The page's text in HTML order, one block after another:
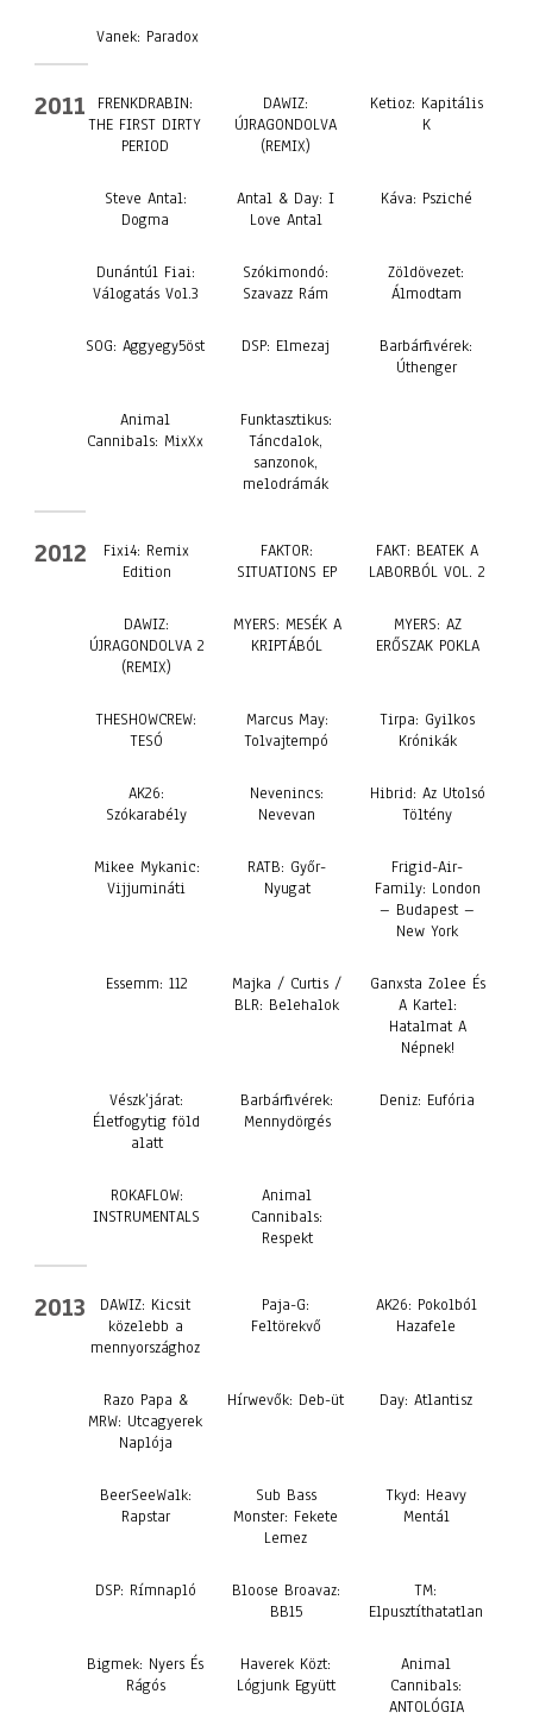
Vanek: Paradox
2011
FRENKDRABIN:
THE FIRST DIRTY
PERIOD
DAWIZ:
ÚJRAGONDOLVA
(REMIX)
Ketioz: Kapitális
K
Steve Antal:
Dogma
Antal & Day: I
Love Antal
Káva: Psziché
Dunántúl Fiai:
Válogatás Vol.3
Szókimondó:
Szavazz Rám
Zöldövezet:
Álmodtam
SOG: Aggyegy5öst DSP: Elmezaj
Barbárfivérek:
Úthenger
Animal
Cannibals: MixXx
Funktasztikus:
Táncdalok,
sanzonok,
melodrámák
2012
Fixi4: Remix
Edition
FAKTOR:
SITUATIONS EP
FAKT: BEATEK A
LABORBÓL VOL. 2
DAWIZ:
ÚJRAGONDOLVA 2
(REMIX)
MYERS: MESÉK A
KRIPTÁBÓL
MYERS: AZ
ERŐSZAK POKLA
THESHOWCREW:
TESÓ
Marcus May:
Tolvajtempó
Tirpa: Gyilkos
Krónikák
AK26:
Szókarabély
Nevenincs:
Nevevan
Hibrid: Az Utolsó
Töltény
Mikee Mykanic:
Vijjumináti
RATB: Győr-
Nyugat
Frigid-Air-
Family: London
– Budapest –
New York
Essemm: 112
Majka / Curtis /
BLR: Belehalok
Ganxsta Zolee És
A Kartel:
Hatalmat A
Népnek!
Vészk’járat:
Életfogytig föld
alatt
Barbárfivérek:
Mennydörgés
Deniz: Eufória
ROKAFLOW:
INSTRUMENTALS
Animal
Cannibals:
Respekt
2013
DAWIZ: Kicsit
közelebb a
mennyországhoz
Paja-G:
Feltörekvő
AK26: Pokolból
Hazafele
Razo Papa &
MRW: Utcagyerek
Naplója
Hírwevők: Deb​-​üt Day: Atlantisz
BeerSeeWalk:
Rapstar
Sub Bass
Monster: Fekete
Lemez
Tkyd: Heavy
Mentál
DSP: Rímnapló
Bloose Broavaz:
BB15
TM:
Elpusztíthatatlan
Bigmek: Nyers És
Rágós
Haverek Közt:
Lógjunk Együtt
Animal
Cannibals:
ANTOLÓGIA